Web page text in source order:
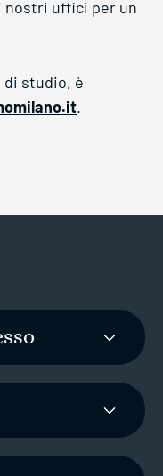
uffici per un
studio, è
.